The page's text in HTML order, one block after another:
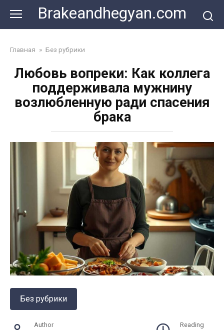
content
Brakeandhegyan.com
Главная » Без рубрики
Любовь вопреки: Как коллега
поддерживала мужнину
возлюбленную ради спасения
брака
Без рубрики
Author Reading